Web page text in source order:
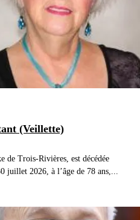
(Veillette)
de Trois-Rivières, est décédée
juillet 2026, à l’âge de 78 ans,...